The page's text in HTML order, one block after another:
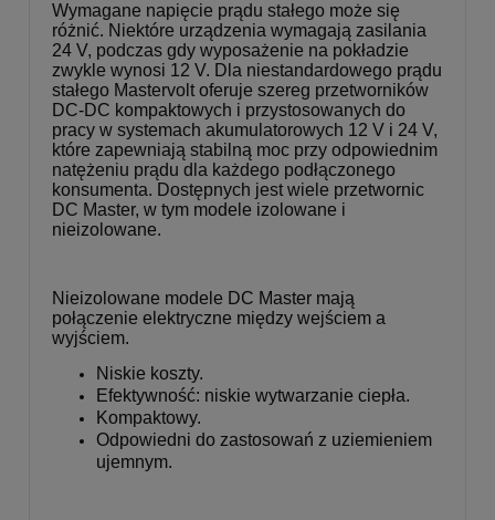
Wymagane napięcie prądu stałego może się
różnić. Niektóre urządzenia wymagają zasilania
24 V, podczas gdy wyposażenie na pokładzie
zwykle wynosi 12 V. Dla niestandardowego prądu
stałego Mastervolt oferuje szereg przetworników
DC-DC kompaktowych i przystosowanych do
pracy w systemach akumulatorowych 12 V i 24 V,
które zapewniają stabilną moc przy odpowiednim
natężeniu prądu dla każdego podłączonego
konsumenta. Dostępnych jest wiele przetwornic
DC Master, w tym modele izolowane i
nieizolowane.
Nieizolowane modele DC Master mają
połączenie elektryczne między wejściem a
wyjściem.
Niskie koszty.
Efektywność: niskie wytwarzanie ciepła.
Kompaktowy.
Odpowiedni do zastosowań z uziemieniem
ujemnym.